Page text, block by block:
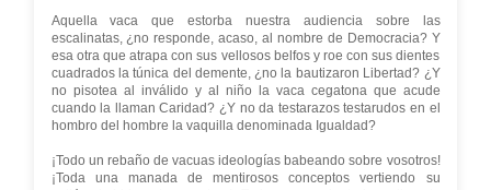
Aquella vaca que estorba nuestra audiencia sobre las
escalinatas, ¿no responde, acaso, al nombre de Democracia? Y
esa otra que atrapa con sus vellosos belfos y roe con sus dientes
cuadrados la túnica del demente, ¿no la bautizaron Libertad? ¿Y
no pisotea al inválido y al niño la vaca cegatona que acude
cuando la llaman Caridad? ¿Y no da testarazos testarudos en el
hombro del hombre la vaquilla denominada Igualdad?
¡Todo un rebaño de vacuas ideologías babeando sobre vosotros!
¡Toda una manada de mentirosos conceptos vertiendo su